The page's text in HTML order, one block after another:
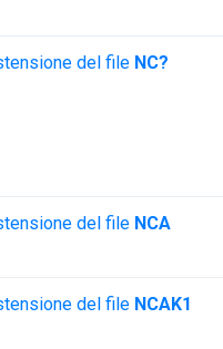
del file NC?
del file NCA
del file NCAK1